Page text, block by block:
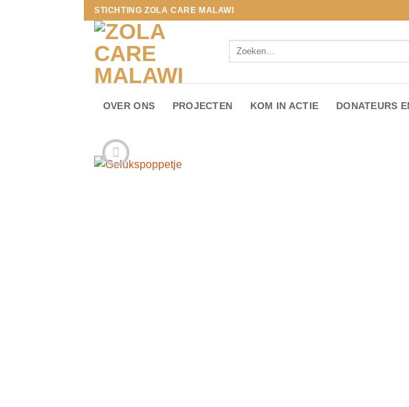
Ga
naar
inhoud
STICHTING ZOLA CARE MALAWI
Zoeken
OVER ONS PROJECTEN KOM IN ACTIE DONATEURS